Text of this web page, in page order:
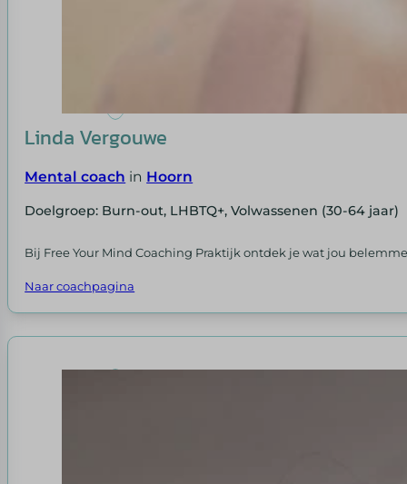
Linda Vergouwe
Mental coach in Hoorn
Doelgroep: Burn-out, LHBTQ+, Volwassenen (30-64 jaar)
Bij Free Your Mind Coaching Praktijk ontdek je wat jou
Naar coachpagina